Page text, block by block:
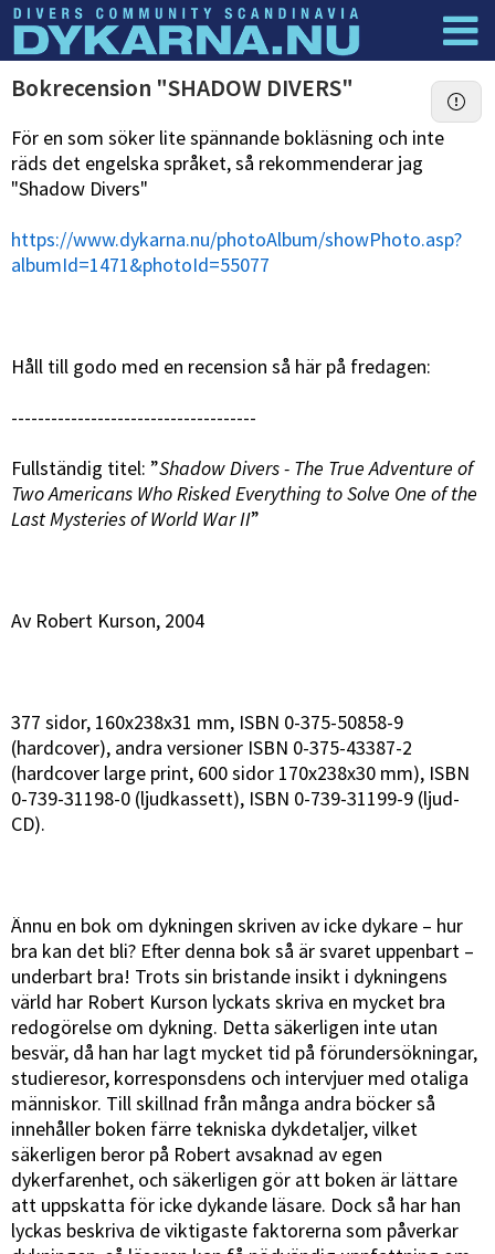
Dyknyheter Logga in
Bokrecension "SHADOW DIVERS"
För en som söker lite spännande bokläsning och inte
räds det engelska språket, så rekommenderar jag
"Shadow Divers"
https://www.dykarna.nu/photoAlbum/showPhoto.asp?
albumId=1471&photoId=55077
Håll till godo med en recension så här på fredagen:
-------------------------------------
Fullständig titel: ”Shadow Divers - The True Adventure of
Two Americans Who Risked Everything to Solve One of the
Last Mysteries of World War II”
Av Robert Kurson, 2004
377 sidor, 160x238x31 mm, ISBN 0-375-50858-9
(hardcover), andra versioner ISBN 0-375-43387-2
(hardcover large print, 600 sidor 170x238x30 mm), ISBN
0-739-31198-0 (ljudkassett), ISBN 0-739-31199-9 (ljud-
CD).
Ännu en bok om dykningen skriven av icke dykare – hur
bra kan det bli? Efter denna bok så är svaret uppenbart –
underbart bra! Trots sin bristande insikt i dykningens
värld har Robert Kurson lyckats skriva en mycket bra
redogörelse om dykning. Detta säkerligen inte utan
besvär, då han har lagt mycket tid på förundersökningar,
studieresor, korresponsdens och intervjuer med otaliga
människor. Till skillnad från många andra böcker så
innehåller boken färre tekniska dykdetaljer, vilket
säkerligen beror på Robert avsaknad av egen
dykerfarenhet, och säkerligen gör att boken är lättare
att uppskatta för icke dykande läsare. Dock så har han
lyckas beskriva de viktigaste faktorerna som påverkar